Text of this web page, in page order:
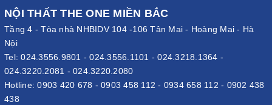
NỘI THẤT THE ONE MIỀN BẮC
Tầng 4 - Tòa nhà NHBIDV 104 -106 Tân Mai - Hoàng Mai - Hà
Nội
Tel:024.3556.9801 -024.3556.1101 -024.3218.1364 -
024.3220.2081 - 024.3220.2080
Hotline:0903 420 678 - 0903 458 112 - 0934 658 112 - 0902 438
438